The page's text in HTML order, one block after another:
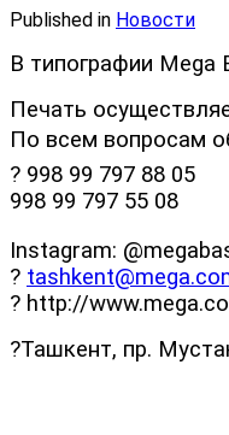
Published in Новости
В типографии Mega
Печать
По всем вопросам
? 998 99 797 88 05
998 99 797 55 08
Instagram:
?
? http://
?Ташкент, пр.